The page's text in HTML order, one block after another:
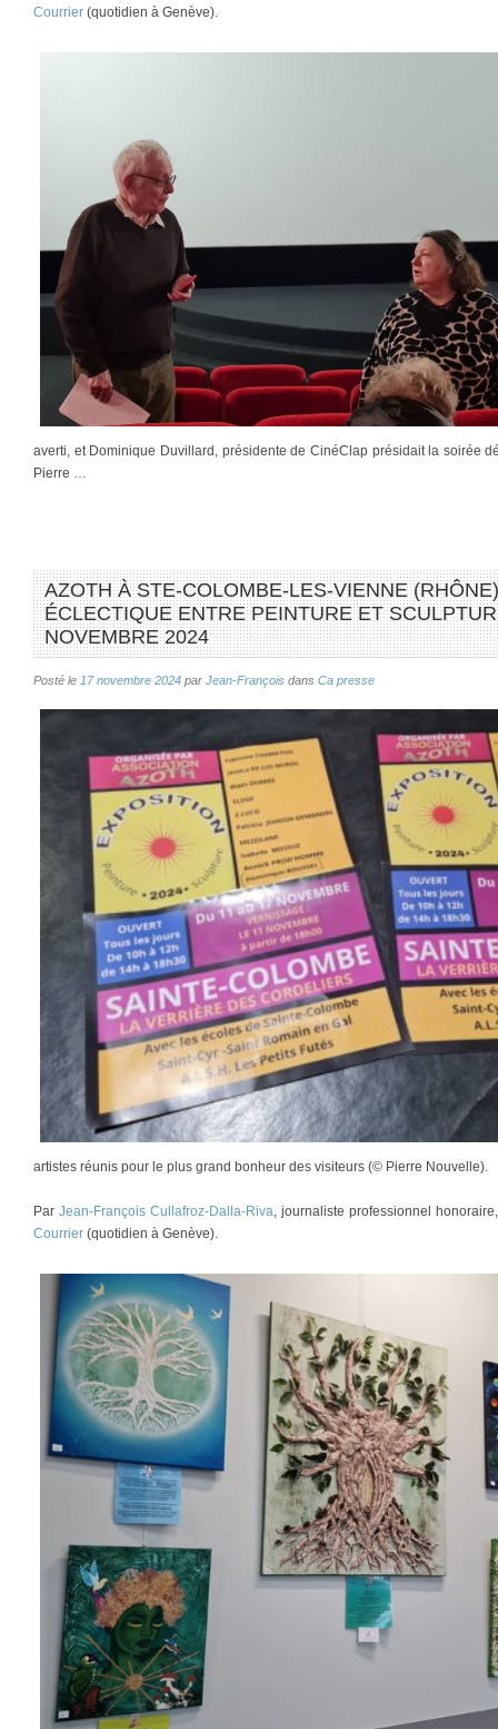
Courrier (quotidien à Genève).
averti, et Dominique Duvillard, présidente de CinéClap présidait la soirée
Pierre …
AZOTH À STE-COLOMBE-LES-VIENNE
ÉCLECTIQUE ENTRE PEINTURE ET
NOVEMBRE 2024
Posté le 17 novembre 2024 par Jean-François dans Ca presse
artistes réunis pour le plus grand bonheur des visiteurs (© Pierre Nouvelle).
Par Jean-François Cullafroz-Dalla-Riva , journaliste professionnel
Courrier (quotidien à Genève).